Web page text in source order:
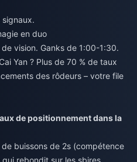
signaux.
en duo
vision. Ganks de 1:00-1:30.
Yan ? Plus de 70 % de taux
des rôdeurs – votre file
de positionnement dans la
buissons de 2s (compétence